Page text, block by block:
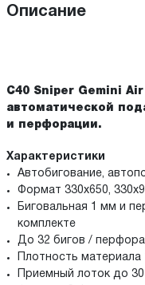
Описание
С40 Sniper Gemini Air
автоматической
и перфорации.
Характеристики
Автобигование,
Формат 330х650,
Биговальная 1 мм и
комплекте
До 32 бигов /
Плотность
Приемный лоток до